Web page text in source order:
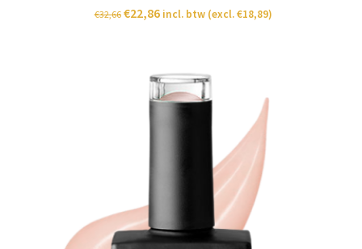
€32,66 €22,86 incl. btw (excl.€18,89)